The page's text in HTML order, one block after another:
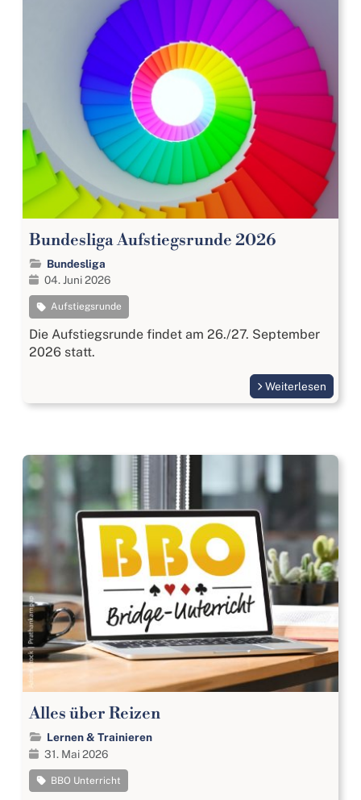
Bundesliga Aufstiegsrunde 2026
Bundesliga
04. Juni 2026
Aufstiegsrunde
Die Aufstiegsrunde findet am 26./27. September
2026 statt.
Weiterlesen
Alles über Reizen
Lernen & Trainieren
31. Mai 2026
BBO Unterricht